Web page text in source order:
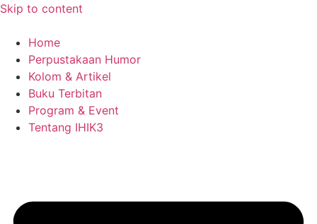
Skip to content
Home
Perpustakaan Humor
Kolom & Artikel
Buku Terbitan
Program & Event
Tentang IHIK3